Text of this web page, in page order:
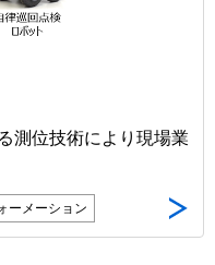
測位技術により現場業
ーメーション